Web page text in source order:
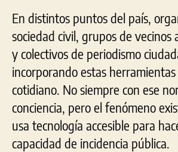
En distintos puntos del país,
sociedad civil, grupos de vecinos
y colectivos de periodismo
incorporando estas
cotidiano. No siempre con ese
conciencia, pero el fenómeno
usa tecnología accesible para
capacidad de incidencia pública.